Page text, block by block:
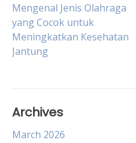
Post
navigation
Mengenal Jenis Olahraga
yang Cocok untuk
Meningkatkan Kesehatan
Jantung
Archives
March 2026